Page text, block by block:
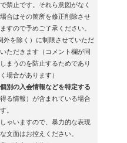
禁止です。それら意図がなく
合はその箇所を修正削除させ
すので予めご了承ください。
外を除く）に制限させていただ
ただきます（コメント欄が同
まうのを防止するためであり
場合があります）
別の入会情報などを特定する
る情報）が含まれている場合
。
ゃいますので、暴力的な表現
文面はお控えください。